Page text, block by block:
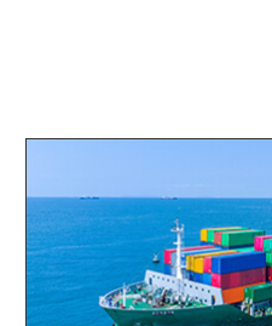
ARCHIVE